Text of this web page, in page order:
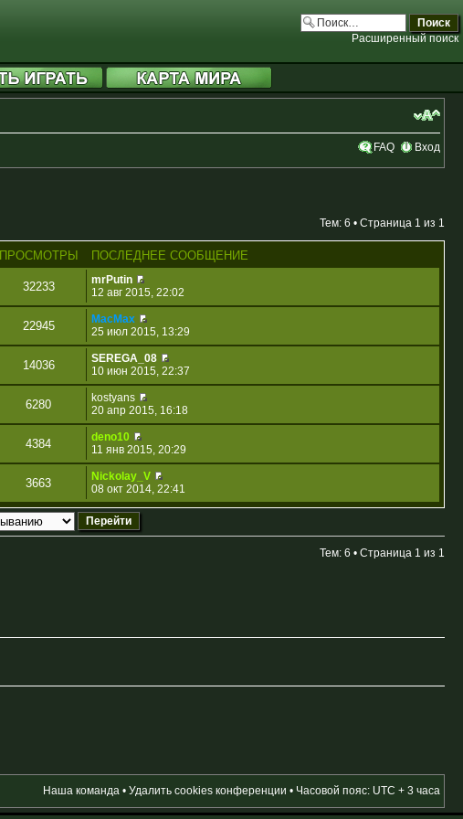
Расширенный поиск
FAQ Вход
Тем: 6 • Страница 1 из 1
ПРОСМОТРЫ ПОСЛЕДНЕЕ СООБЩЕНИЕ
32233
mrPutin
12 авг 2015, 22:02
22945
MacMax
25 июл 2015, 13:29
14036
SEREGA_08
10 июн 2015, 22:37
6280
kostyans
20 апр 2015, 16:18
4384
deno10
11 янв 2015, 20:29
3663
Nickolay_V
08 окт 2014, 22:41
Тем: 6 • Страница 1 из 1
Наша команда • Удалить cookies конференции • Часовой пояс: UTC + 3 часа